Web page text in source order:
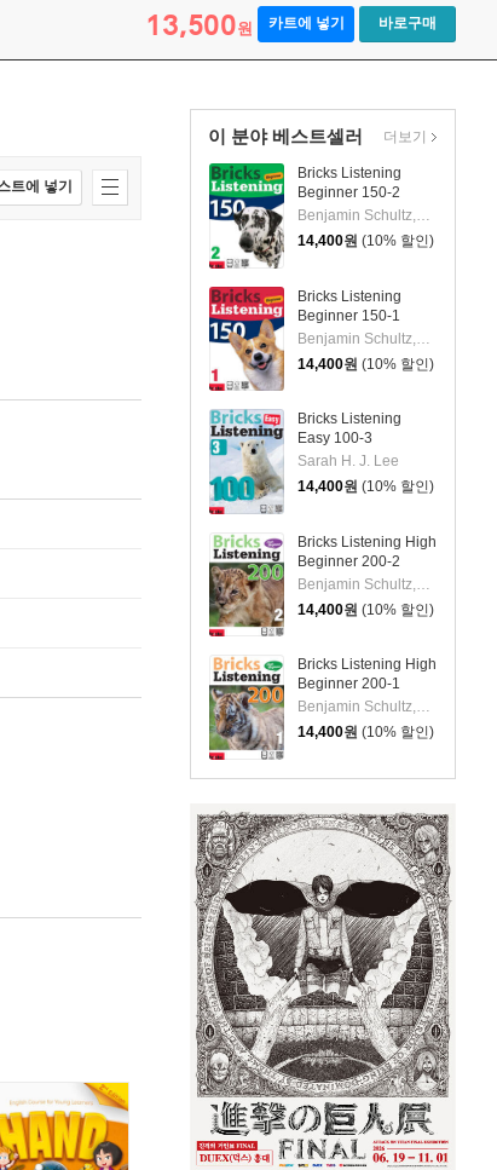
13,500원 카트에 넣기 바로구매
이 분야 베스트셀러
Bricks Listening
Beginner 150-2
Benjamin Schultz,Glen William Hardwick,Janice Kim,Nancy Hollman,Sean Switzer
14,400원 (10% 할인)
Bricks Listening
Beginner 150-1
14,400원 (10% 할인)
Bricks Listening
Easy 100-3
Sarah H. J. Lee
14,400원 (10% 할인)
Bricks Listening High
Beginner 200-2
14,400원 (10% 할인)
Bricks Listening High
Beginner 200-1
Benjamin Schultz,Nancy Hollman,Scott Chisholm,Mike Whale,Briana Mcclanahan,Janice Kim
14,400원 (10% 할인)
더보기
트에 넣기